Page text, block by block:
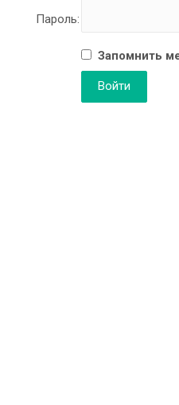
Пароль:
Запомнить